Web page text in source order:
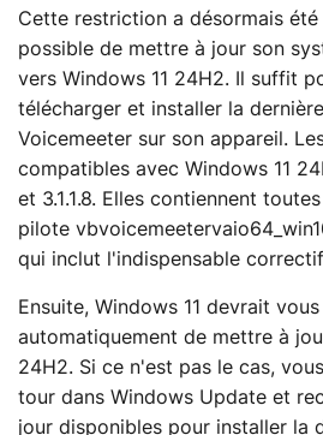
Cette restriction a désormais
possible de mettre à jour son
vers Windows 11 24H2. Il suffit
télécharger et installer la
Voicemeeter sur son appareil.
compatibles avec Windows 11
et 3.1.1.8. Elles contiennent
pilote
qui inclut l'indispensable
Ensuite, Windows 11 devrait
automatiquement de mettre à
24H2. Si ce n'est pas le cas,
tour dans Windows Update et
jour disponibles pour installer la